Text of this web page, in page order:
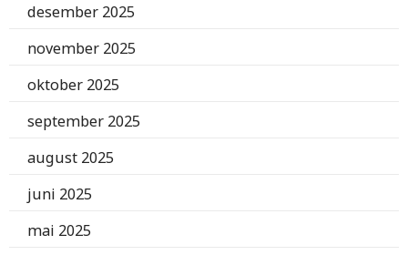
desember 2025
november 2025
oktober 2025
september 2025
august 2025
juni 2025
mai 2025